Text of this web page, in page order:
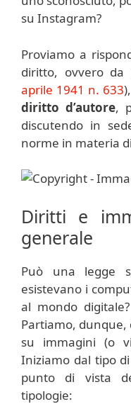
su Instagram?
Proviamo a
diritto, ovvero
aprile 1941 n. 633
diritto d’autore,
discutendo in
norme in materia
Diritti e
generale
Può una legge
esistevano i
al mondo
Partiamo, dunque,
su immagini (o
Iniziamo dal tipo
punto di vista
tipologie: